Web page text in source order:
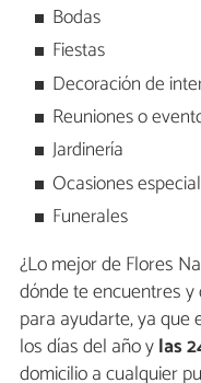
Bodas
Fiestas
Decoración de
Reuniones o
Jardinería
Ocasiones
Funerales
¿Lo mejor de Flores
dónde te encuentres
para ayudarte, ya
los días del año ylas
domicilio a cualquier